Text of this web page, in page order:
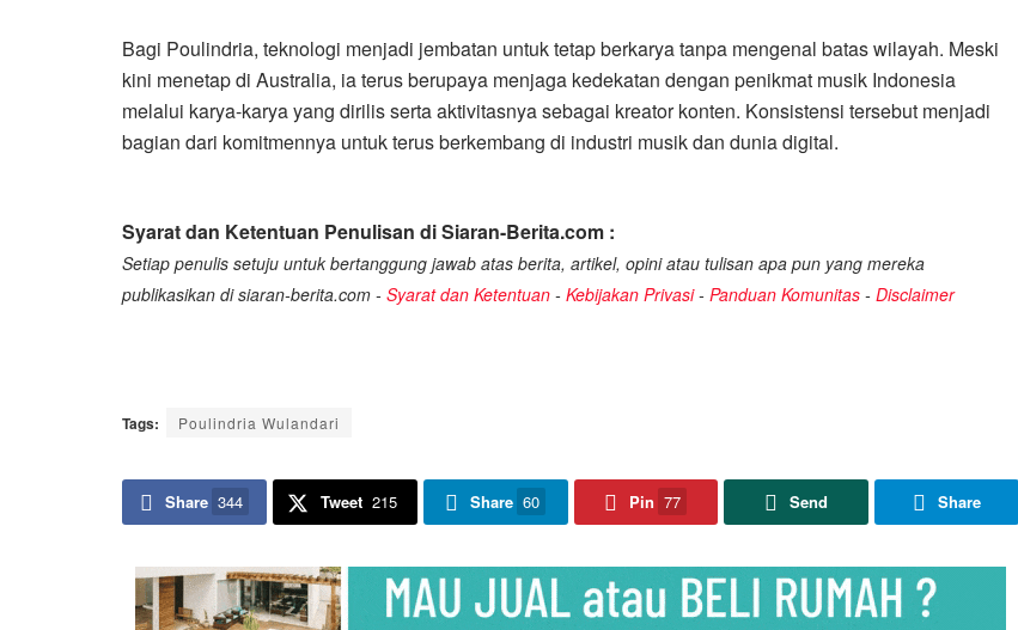
Bagi Poulindria, teknologi menjadi jembatan untuk tetap berkarya tanpa mengenal batas wilayah. Meski
kini menetap di Australia, ia terus berupaya menjaga kedekatan dengan penikmat musik Indonesia
melalui karya-karya yang dirilis serta aktivitasnya sebagai kreator konten. Konsistensi tersebut menjadi
bagian dari komitmennya untuk terus berkembang di industri musik dan dunia digital.
Syarat dan Ketentuan Penulisan di Siaran-Berita.com :
Setiap penulis setuju untuk bertanggung jawab atas berita, artikel, opini atau tulisan apa pun yang mereka
publikasikan di siaran-berita.com - Syarat dan Ketentuan - Kebijakan Privasi- Panduan Komunitas - Disclaimer
Tags: Poulindria Wulandari
Share 344 Tweet 215 Share 60 Pin 77 Send Share